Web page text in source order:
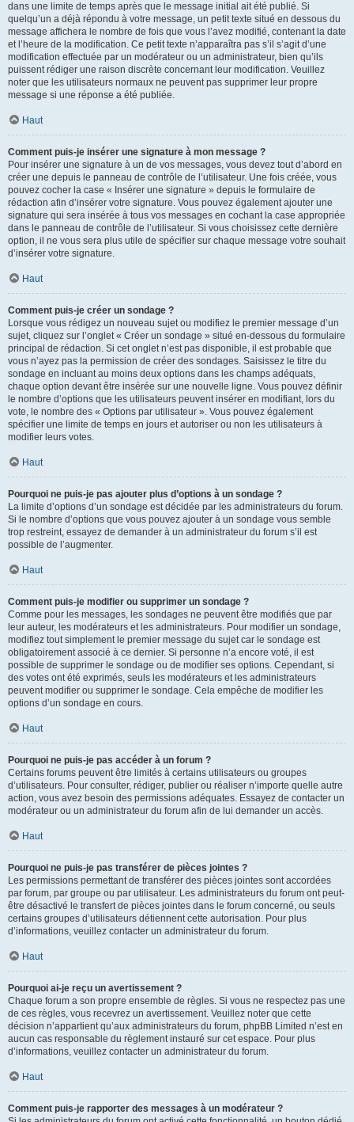
dans une limite de temps après que le message initial ait été publié. Si
quelqu’un a déjà répondu à votre message, un petit texte situé en dessous du
message affichera le nombre de fois que vous l’avez modifié, contenant la date
et l’heure de la modification. Ce petit texte n’apparaîtra pas s’il s’agit d’une
modification effectuée par un modérateur ou un administrateur, bien qu’ils
puissent rédiger une raison discrète concernant leur modification. Veuillez
noter que les utilisateurs normaux ne peuvent pas supprimer leur propre
message si une réponse a été publiée.
Haut
Comment puis-je insérer une signature à mon message ?
Pour insérer une signature à un de vos messages, vous devez tout d’abord en
créer une depuis le panneau de contrôle de l’utilisateur. Une fois créée, vous
pouvez cocher la case « Insérer une signature » depuis le formulaire de
rédaction afin d’insérer votre signature. Vous pouvez également ajouter une
signature qui sera insérée à tous vos messages en cochant la case appropriée
dans le panneau de contrôle de l’utilisateur. Si vous choisissez cette dernière
option, il ne vous sera plus utile de spécifier sur chaque message votre souhait
d’insérer votre signature.
Haut
Comment puis-je créer un sondage ?
Lorsque vous rédigez un nouveau sujet ou modifiez le premier message d’un
sujet, cliquez sur l’onglet « Créer un sondage » situé en-dessous du formulaire
principal de rédaction. Si cet onglet n’est pas disponible, il est probable que
vous n’ayez pas la permission de créer des sondages. Saisissez le titre du
sondage en incluant au moins deux options dans les champs adéquats,
chaque option devant être insérée sur une nouvelle ligne. Vous pouvez définir
le nombre d’options que les utilisateurs peuvent insérer en modifiant, lors du
vote, le nombre des « Options par utilisateur ». Vous pouvez également
spécifier une limite de temps en jours et autoriser ou non les utilisateurs à
modifier leurs votes.
Haut
Pourquoi ne puis-je pas ajouter plus d’options à un sondage ?
La limite d’options d’un sondage est décidée par les administrateurs du forum.
Si le nombre d’options que vous pouvez ajouter à un sondage vous semble
trop restreint, essayez de demander à un administrateur du forum s’il est
possible de l’augmenter.
Haut
Comment puis-je modifier ou supprimer un sondage ?
Comme pour les messages, les sondages ne peuvent être modifiés que par
leur auteur, les modérateurs et les administrateurs. Pour modifier un sondage,
modifiez tout simplement le premier message du sujet car le sondage est
obligatoirement associé à ce dernier. Si personne n’a encore voté, il est
possible de supprimer le sondage ou de modifier ses options. Cependant, si
des votes ont été exprimés, seuls les modérateurs et les administrateurs
peuvent modifier ou supprimer le sondage. Cela empêche de modifier les
options d’un sondage en cours.
Haut
Pourquoi ne puis-je pas accéder à un forum ?
Certains forums peuvent être limités à certains utilisateurs ou groupes
d’utilisateurs. Pour consulter, rédiger, publier ou réaliser n’importe quelle autre
action, vous avez besoin des permissions adéquates. Essayez de contacter un
modérateur ou un administrateur du forum afin de lui demander un accès.
Haut
Pourquoi ne puis-je pas transférer de pièces jointes ?
Les permissions permettant de transférer des pièces jointes sont accordées
par forum, par groupe ou par utilisateur. Les administrateurs du forum ont peut-
être désactivé le transfert de pièces jointes dans le forum concerné, ou seuls
certains groupes d’utilisateurs détiennent cette autorisation. Pour plus
d’informations, veuillez contacter un administrateur du forum.
Haut
Pourquoi ai-je reçu un avertissement ?
Chaque forum a son propre ensemble de règles. Si vous ne respectez pas une
de ces règles, vous recevrez un avertissement. Veuillez noter que cette
décision n’appartient qu’aux administrateurs du forum, phpBB Limited n’est en
aucun cas responsable du règlement instauré sur cet espace. Pour plus
d’informations, veuillez contacter un administrateur du forum.
Haut
Comment puis-je rapporter des messages à un modérateur ?